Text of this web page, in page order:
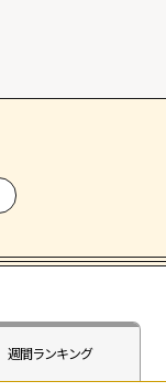
週間ランキング